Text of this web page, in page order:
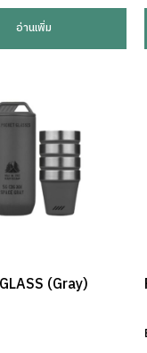
อ่านเพิ่ม
(Gray)